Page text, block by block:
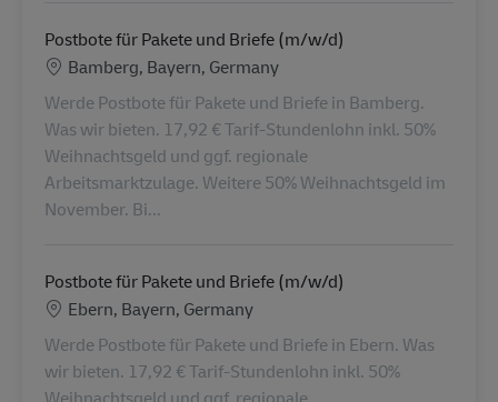
Postbote für Pakete und Briefe (m/w/d)
Locatie
Bamberg, Bayern, Germany
Werde Postbote für Pakete und Briefe in Bamberg.
Was wir bieten. 17,92 € Tarif-Stundenlohn inkl. 50%
Weihnachtsgeld und ggf. regionale
Arbeitsmarktzulage. Weitere 50% Weihnachtsgeld im
November. Bi...
Postbote für Pakete und Briefe (m/w/d)
Locatie
Ebern, Bayern, Germany
Werde Postbote für Pakete und Briefe in Ebern. Was
wir bieten. 17,92 € Tarif-Stundenlohn inkl. 50%